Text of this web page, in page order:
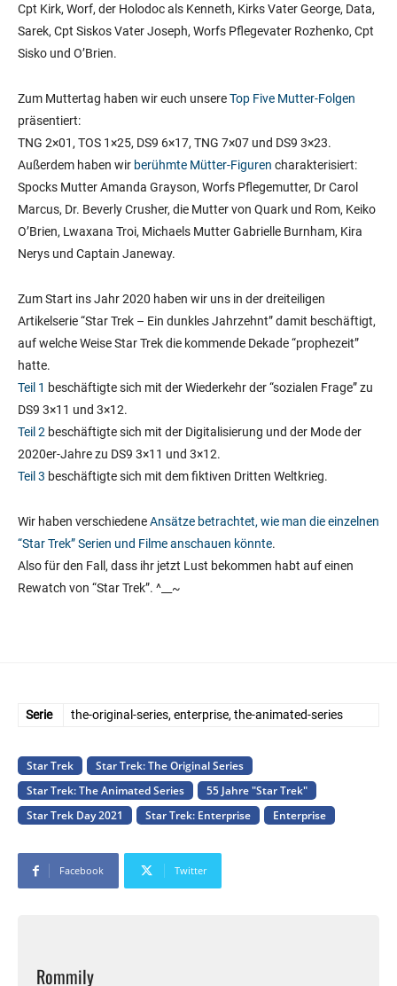
Cpt Kirk, Worf, der Holodoc als Kenneth, Kirks Vater George, Data,
Sarek, Cpt Siskos Vater Joseph, Worfs Pflegevater Rozhenko, Cpt
Sisko und O’Brien.
Zum Muttertag haben wir euch unsereTop Five Mutter-Folgen
präsentiert:
TNG 2×01, TOS 1×25, DS9 6×17, TNG 7×07 und DS9 3×23.
Außerdem haben wir berühmte Mütter-Figuren charakterisiert:
Spocks Mutter Amanda Grayson, Worfs Pflegemutter, Dr Carol
Marcus, Dr. Beverly Crusher, die Mutter von Quark und Rom, Keiko
O’Brien, Lwaxana Troi, Michaels Mutter Gabrielle Burnham, Kira
Nerys und Captain Janeway.
Zum Start ins Jahr 2020 haben wir uns in der dreiteiligen
Artikelserie “Star Trek – Ein dunkles Jahrzehnt” damit beschäftigt,
auf welche Weise Star Trek die kommende Dekade “prophezeit”
hatte.
Teil 1 beschäftigte sich mit der Wiederkehr der “sozialen Frage” zu
DS9 3×11 und 3×12.
Teil 2 beschäftigte sich mit der Digitalisierung und der Mode der
2020er-Jahre zu DS9 3×11 und 3×12.
Teil 3 beschäftigte sich mit dem fiktiven Dritten Weltkrieg.
Wir haben verschiedeneAnsätze betrachtet, wie man die einzelnen
“Star Trek” Serien und Filme anschauen könnte.
Also für den Fall, dass ihr jetzt Lust bekommen habt auf einen
Rewatch von “Star Trek”. ^__~
Serie the-original-series, enterprise, the-animated-series
Star Trek
Star Trek: The Original Series
Star Trek: The Animated Series
55 Jahre "Star Trek"
Star Trek Day 2021
Star Trek: Enterprise Enterprise
Facebook Twitter
Rommily